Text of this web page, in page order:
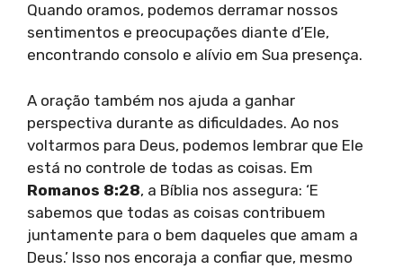
Quando oramos, podemos derramar nossos
sentimentos e preocupações diante d’Ele,
encontrando consolo e alívio em Sua presença.
A oração também nos ajuda a ganhar
perspectiva durante as dificuldades. Ao nos
voltarmos para Deus, podemos lembrar que Ele
está no controle de todas as coisas. Em
Romanos 8:28, a Bíblia nos assegura: ‘E
sabemos que todas as coisas contribuem
juntamente para o bem daqueles que amam a
Deus.’ Isso nos encoraja a confiar que, mesmo